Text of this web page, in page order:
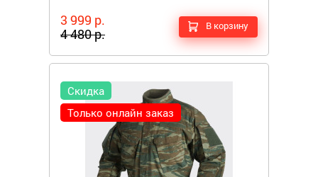
3 999 р.
4 480 р.
В корзину
Скидка
Только онлайн заказ